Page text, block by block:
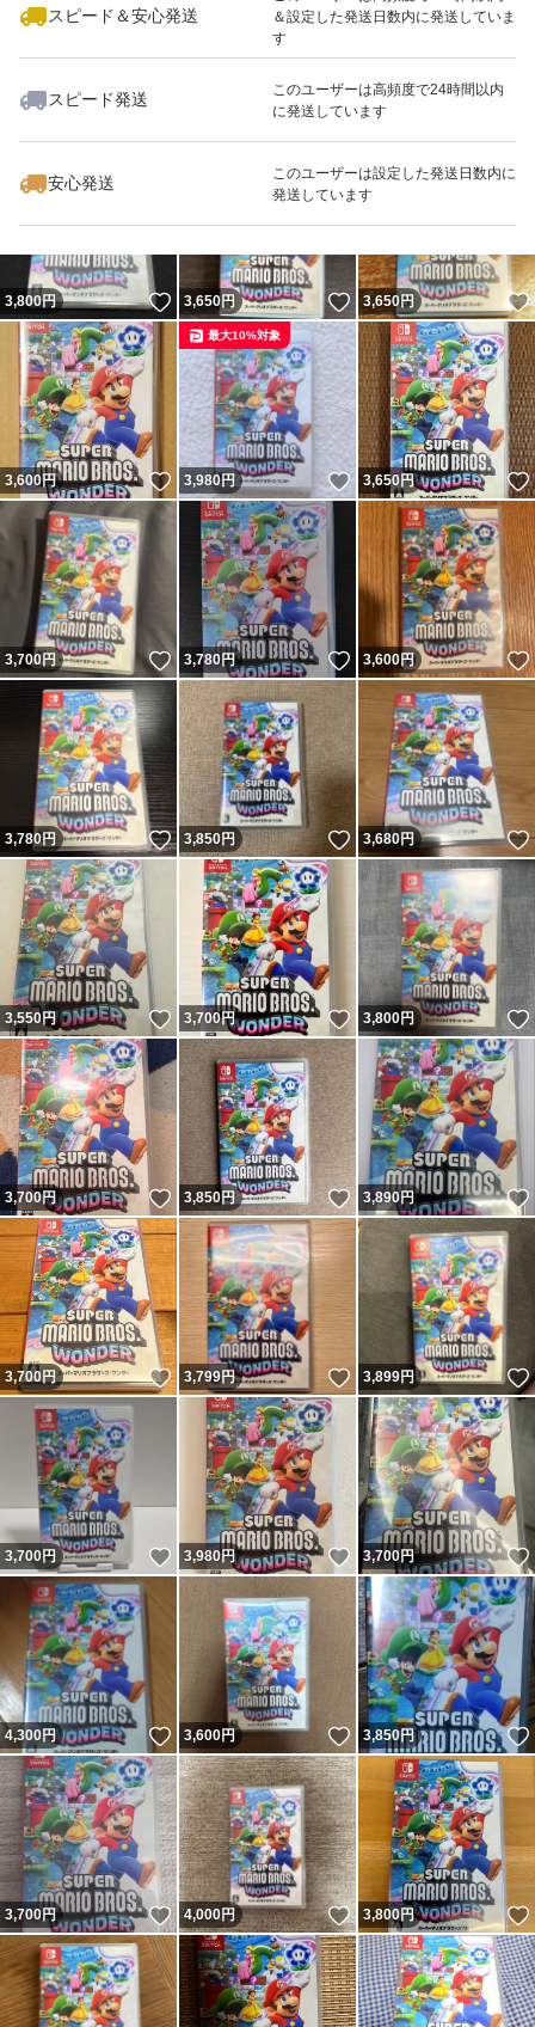
スピード＆安心発送
＆設定した発送日数内に発送していま
す
スピード発送
このユーザーは高頻度で24時間以内
に発送しています
安心発送
このユーザーは設定した発送日数内に
発送しています
いいね！
3,499
3,800円 いいね！
3,650円 いいね！
3,650円
3,600円 いいね！
3,980円 いいね！
最大10%対象
3,650円
3,700円 いいね！
3,780円 いいね！
3,600円
3,780円 いいね！
3,850円 いいね！
3,680円
3,550円 いいね！
3,700円 いいね！
3,800円
3,700円 いいね！
3,850円 いいね！
3,890円
3,700円 いいね！
3,799円 いいね！
3,899円
3,700円 いいね！
3,980円 いいね！
3,700円
4,300円 いいね！
3,600円 いいね！
3,850円
3,700円 いいね！
4,000円 いいね！
3,800円